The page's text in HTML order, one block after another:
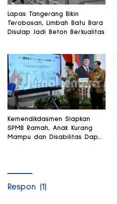
Lapas Tangerang Bikin
Terobosan, Limbah Batu Bara
Disulap Jadi Beton Berkualitas
Kemendikdasmen Siapkan
SPMB Ramah, Anak Kurang
Mampu dan Disabilitas Dapat
Respon (1)